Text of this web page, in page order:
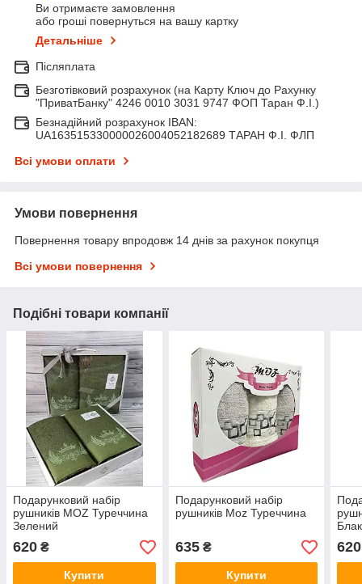
Ви отримаєте замовлення
або гроші повернуться на вашу картку
Детальніше
Післяплата
Безготівковий розрахунок (на Карту Ключ до Рахунку
"ПриватБанку" 4246 0010 3031 9747 ФОП Таран Ф.І.)
Безнадійний розрахунок IBAN:
UA163515330000026004052182689 ТАРАН Ф.І. ФЛП
Всі умови оплати
Умови повернення
Повернення товару впродовж 14 днів за рахунок покупця
Всі умови повернення
Подібні товари компанії
Подарунковий набір
рушників MOZ Туреччина
Зелений
620 ₴
Купити
Подарунковий набір
рушників Moz Туреччина
635₴
Купити
620